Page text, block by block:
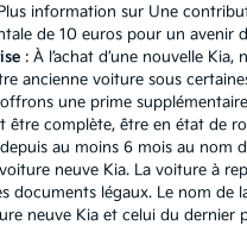
information sur Une
de 10 euros pour un avenir
: À l’achat d’une nouvelle Kia,
ancienne voiture sous
une prime
être complète, être en état de
au moins 6 mois au nom
neuve Kia. La voiture à
documents légaux. Le nom de
neuve Kia et celui du dernier